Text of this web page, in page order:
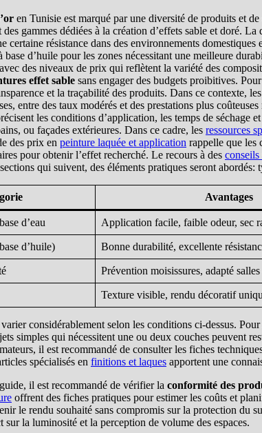
en Tunisie est marqué par une diversité de produits et
gammes dédiées à la création d’effets sable et doré.
certaine résistance dans des environnements
base d’huile pour les zones nécessitant une meilleure
des niveaux de prix qui reflètent la variété des
effet sable sans engager des budgets proibitives.
et la traçabilité des produits. Dans ce contexte,
entre des taux modérés et des prestations plus
les conditions d’application, les temps de
ou façades extérieures. Dans ce cadre, les ressources
des prix en peinture laquée et application rappelle que les
pour obtenir l’effet recherché. Le recours à des conseils
qui suivent, des éléments pratiques seront
Avantages
d’eau Application facile, faible odeur, sec
d’huile) Bonne durabilité, excellente
Prévention moisissures, adapté
Texture visible, rendu décoratif
considérablement selon les conditions ci-dessus.
simples qui nécessitent une ou deux couches peuvent
il est recommandé de consulter les fiches
spécialisés en finitions et laques apportent une
il est recommandé de vérifier la conformité des
offrent des fiches pratiques pour estimer les coûts et
le rendu souhaité sans compromis sur la protection du
sur la luminosité et la perception de volume des espaces.